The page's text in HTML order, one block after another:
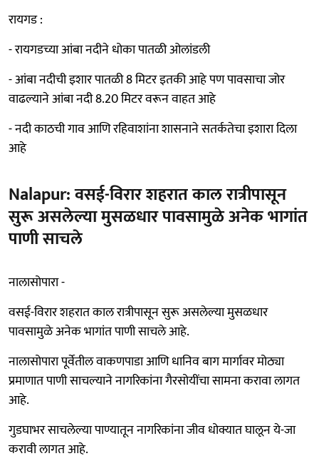
रायगड :
- रायगडच्या आंबा नदीने धोका पातळी ओलांडली
- आंबा नदीची इशार पातळी 8 मिटर इतकी आहे पण पावसाचा जोर
वाढल्याने आंबा नदी 8.20 मिटर वरून वाहत आहे
- नदी काठची गाव आणि रहिवाशांना शासनाने सतर्कतेचा इशारा दिला
आहे
Nalapur: वसई-विरार शहरात काल रात्रीपासून
सुरू असलेल्या मुसळधार पावसामुळे अनेक भागांत
पाणी साचले
नालासोपारा -
वसई-विरार शहरात काल रात्रीपासून सुरू असलेल्या मुसळधार
पावसामुळे अनेक भागांत पाणी साचले आहे.
नालासोपारा पूर्वेतील वाकणपाडा आणि धानिव बाग मार्गावर मोठ्या
प्रमाणात पाणी साचल्याने नागरिकांना गैरसोयींचा सामना करावा लागत
आहे.
गुडघाभर साचलेल्या पाण्यातून नागरिकांना जीव धोक्यात घालून ये-जा
करावी लागत आहे.